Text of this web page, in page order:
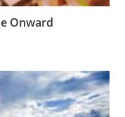
Onward